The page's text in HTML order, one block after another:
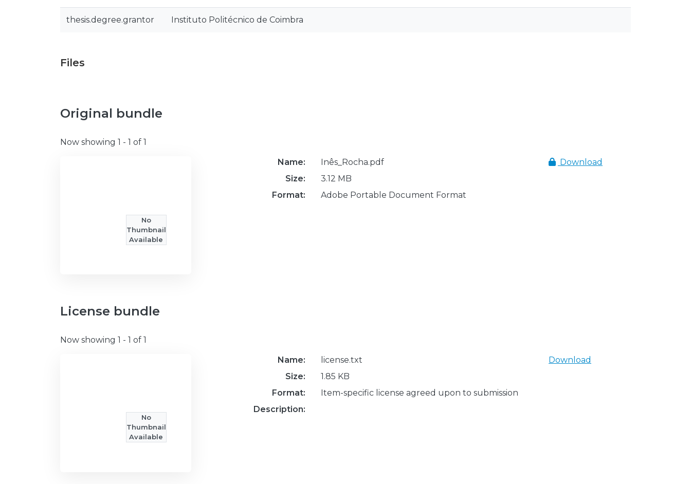
thesis.degree.grantor Instituto Politécnico de Coimbra
Files
Original bundle
Now showing 1 - 1 of 1
No
Thumbnail
Available
Name:
Inês_Rocha.pdf
Size:
3.12 MB
Format:
Adobe Portable Document Format
Download
License bundle
Now showing 1 - 1 of 1
No
Thumbnail
Available
Name:
license.txt
Size:
1.85 KB
Format:
Item-specific license agreed upon to submission
Description:
Download